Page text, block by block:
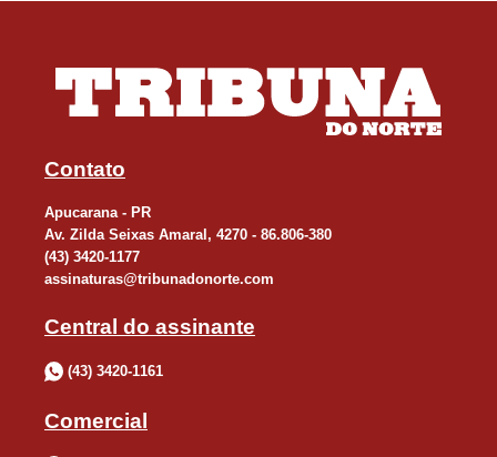
Contato
Apucarana - PR
Av. Zilda Seixas Amaral, 4270 - 86.806-380
(43) 3420-1177
assinaturas@tribunadonorte.com
Central do assinante
(43) 3420-1161
Comercial